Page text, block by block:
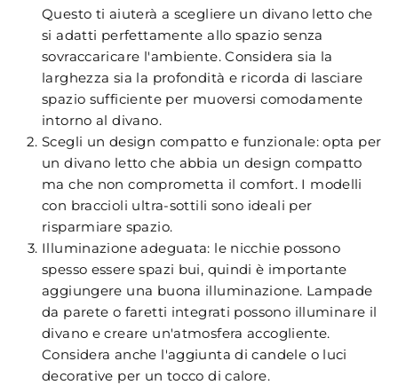
Questo ti aiuterà a scegliere un divano letto che
si adatti perfettamente allo spazio senza
sovraccaricare l'ambiente. Considera sia la
larghezza sia la profondità e ricorda di lasciare
spazio sufficiente per muoversi comodamente
intorno al divano.
Scegli un design compatto e funzionale: opta per
un divano letto che abbia un design compatto
ma che non comprometta il comfort. I modelli
con braccioli ultra-sottili sono ideali per
risparmiare spazio.
Illuminazione adeguata: le nicchie possono
spesso essere spazi bui, quindi è importante
aggiungere una buona illuminazione. Lampade
da parete o faretti integrati possono illuminare il
divano e creare un'atmosfera accogliente.
Considera anche l'aggiunta di candele o luci
decorative per un tocco di calore.